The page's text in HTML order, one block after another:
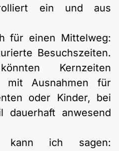
ein und aus
für einen Mittelweg:
Besuchszeiten.
Kernzeiten
mit Ausnahmen für
oder Kinder, bei
dauerhaft anwesend
kann ich sagen: